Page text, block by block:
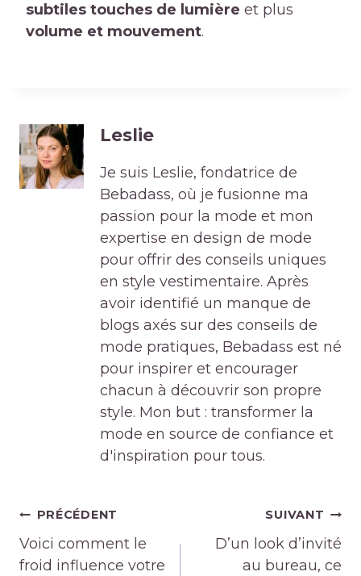
subtiles touches de lumière et plus
volume et mouvement.
Leslie
Je suis Leslie, fondatrice de
Bebadass, où je fusionne ma
passion pour la mode et mon
expertise en design de mode
pour offrir des conseils uniques
en style vestimentaire. Après
avoir identifié un manque de
blogs axés sur des conseils de
mode pratiques, Bebadass est né
pour inspirer et encourager
chacun à découvrir son propre
style. Mon but : transformer la
mode en source de confiance et
d'inspiration pour tous.
Navigation
de
l’article
PRÉCÉDENT
Voici comment le
froid influence votre
SUIVANT
D’un look d’invité
au bureau, ce